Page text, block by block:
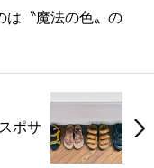
は〝魔法の色〟の
ポサ